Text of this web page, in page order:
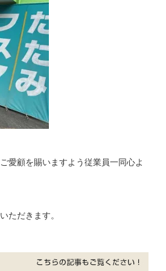
愛顧を賜いますよう従業員一同心よ
ただきます。